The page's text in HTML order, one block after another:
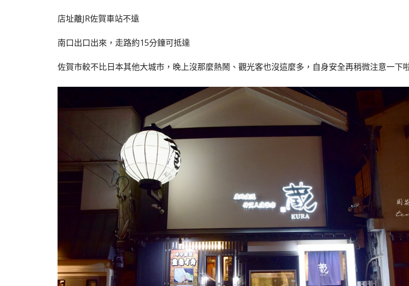
店址離JR佐賀車站不遠
南口出口出來，走路約15分鐘可抵達
佐賀市較不比日本其他大城市，晚上沒那麼熱鬧、觀光客也沒這麼多，自身安全再稍微注意一下